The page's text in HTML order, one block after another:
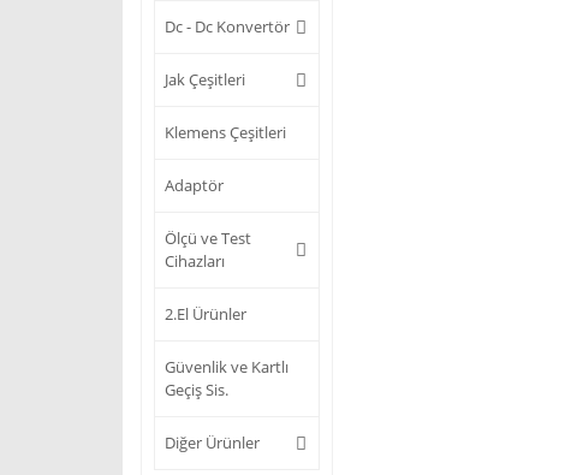
Dc - Dc Konvertör
Jak Çeşitleri
Klemens Çeşitleri
Adaptör
Ölçü ve Test
Cihazları
2.El Ürünler
Güvenlik ve Kartlı
Geçiş Sis.
Diğer Ürünler